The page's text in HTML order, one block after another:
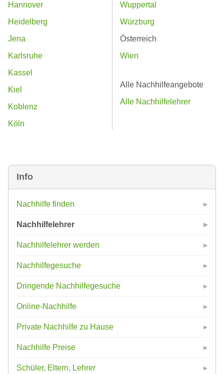
Info
Nachhilfe finden
Nachhilfelehrer
Nachhilfelehrer werden
Nachhilfegesuche
Dringende Nachhilfegesuche
Online-Nachhilfe
Private Nachhilfe zu Hause
Nachhilfe Preise
Schüler, Eltern, Lehrer
Hannover
Heidelberg
Jena
Karlsruhe
Kassel
Kiel
Koblenz
Köln
Wuppertal
Würzburg
Österreich
Wien
Alle Nachhilfeangebote
Alle Nachhilfelehrer